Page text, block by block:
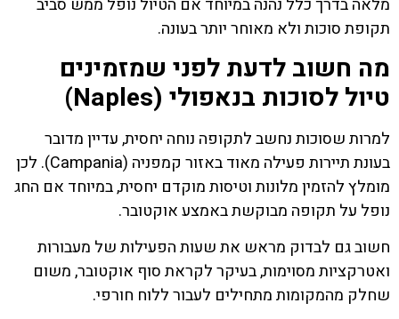
מלאה בדרך כלל נהנה במיוחד אם הטיול נופל ממש סביב
תקופת סוכות ולא מאוחר יותר בעונה.
מה חשוב לדעת לפני שמזמינים
טיול לסוכות בנאפולי (Naples)
למרות שסוכות נחשב לתקופה נוחה יחסית, עדיין מדובר
בעונת תיירות פעילה מאוד באזור קמפניה (Campania). לכן
מומלץ להזמין מלונות וטיסות מוקדם יחסית, במיוחד אם החג
נופל על תקופה מבוקשת באמצע אוקטובר.
חשוב גם לבדוק מראש את שעות הפעילות של מעבורות
ואטרקציות מסוימות, בעיקר לקראת סוף אוקטובר, משום
שחלק מהמקומות מתחילים לעבור ללוח חורפי.